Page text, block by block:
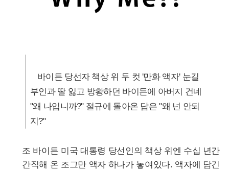
바이든 당선자 책상 위 두 컷 '만화 액자' 눈길
부인과 딸 잃고 방황하던 바이든에 아버지 건네
"왜 나입니까?" 절규에 돌아온 답은 "왜 넌 안되
지?"
조 바이든 미국 대통령 당선인의 책상 위엔 수십 년간
간직해 온 조그만 액자 하나가 놓여있다. 액자에 담긴